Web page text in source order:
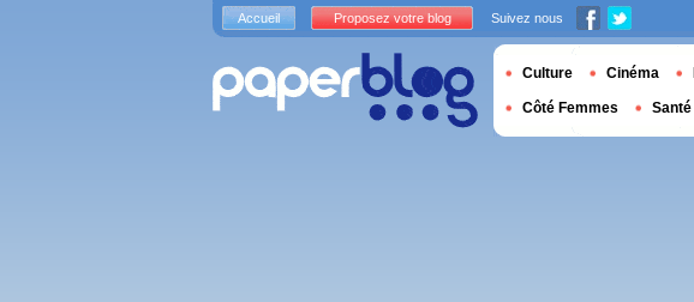
Accueil Proposez votre blog Suivez nous
Culture Cinéma
Côté Femmes Santé